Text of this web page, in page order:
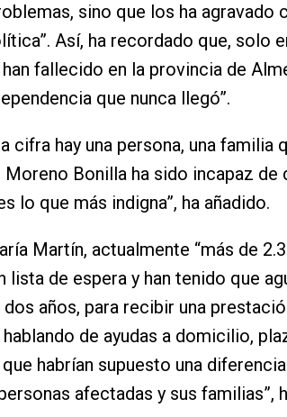
sino que los ha agravado
Así, ha recordado que, solo
fallecido en la provincia de
que nunca llegó”.
cifra hay una persona, una familia
Bonilla ha sido incapaz de
lo que más indigna”, ha añadido.
Martín, actualmente “más de
lista de espera y han tenido que
años, para recibir una
hablando de ayudas a domicilio,
habrían supuesto una
afectadas y sus familias”,